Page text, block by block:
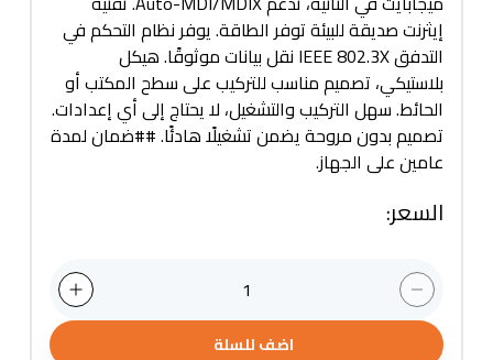
إيثرنت صديقة للبيئة توفر الطاقة. يوفر نظام التحكم في
التدفق IEEE 802.3X نقل بيانات موثوقًا. هيكل
بلاستيكي، تصميم مناسب للتركيب على سطح المكتب أو
الحائط. سهل التركيب والتشغيل، لا يحتاج إلى أي إعدادات.
تصميم بدون مروحة يضمن تشغيلًا هادئًا. ##ضمان لمدة
عامين على الجهاز.
السعر:
1
اضف للسلة